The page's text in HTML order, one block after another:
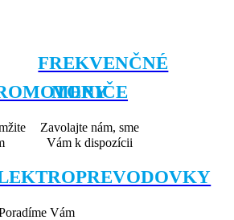
FREKVENČNÉ
MENIČE
Zavolajte nám, sme
Vám k dispozícii
Vám